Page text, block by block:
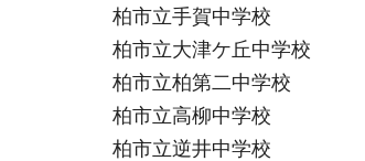
柏市立手賀中学校
柏市立大津ケ丘中学校
柏市立柏第二中学校
柏市立高柳中学校
柏市立逆井中学校